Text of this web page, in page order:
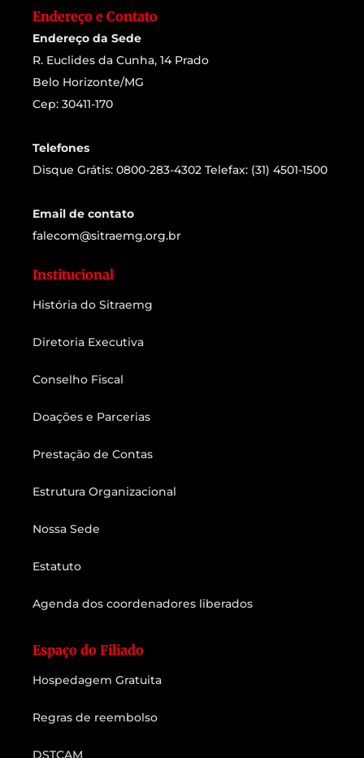
Endereço e Contato
Endereço da Sede
R. Euclides da Cunha, 14 Prado
Belo Horizonte/MG
Cep: 30411-170
Telefones
Disque Grátis: 0800-283-4302 Telefax: (31) 4501-1500
Email de contato
falecom@sitraemg.org.br
Institucional
História do Sitraemg
Diretoria Executiva
Conselho Fiscal
Doações e Parcerias
Prestação de Contas
Estrutura Organizacional
Nossa Sede
Estatuto
Agenda dos coordenadores liberados
Espaço do Filiado
Hospedagem Gratuita
Regras de reembolso
DSTCAM